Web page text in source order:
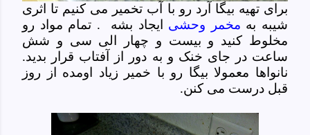
برای تهیه بیگا آرد رو با آب تخمیر می کنیم تا اثری
شیبه به مخمر وحشی ایجاد بشه . تمام مواد رو
مخلوط کنید و بیست و چهار الی سی و شش
ساعت در جای خنک و به دور از آفتاب قرار بدید.
نانواها معمولا بیگا رو با خمیر زیاد اومده از روز
قبل درست می کنن.